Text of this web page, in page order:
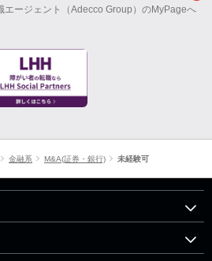
エージェント（Adecco Group）のMyPageへ
金融系 M&A(証券・銀行) 未経験可